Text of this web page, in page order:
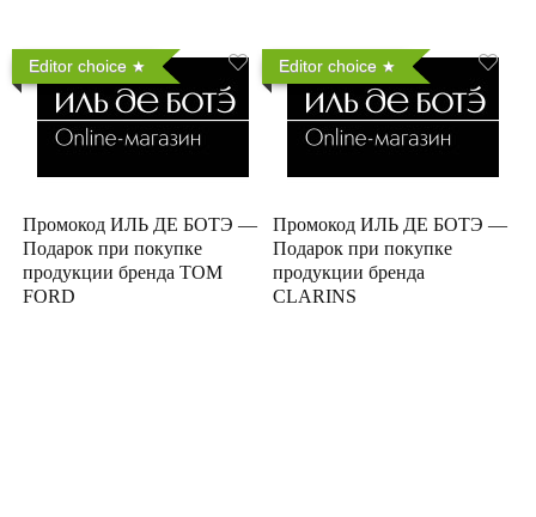
Editor choice
Промокод ИЛЬ ДЕ БОТЭ —
Подарок при покупке
продукции бренда TOM
FORD
Editor choice
Промокод ИЛЬ ДЕ БОТЭ —
Подарок при покупке
продукции бренда
CLARINS